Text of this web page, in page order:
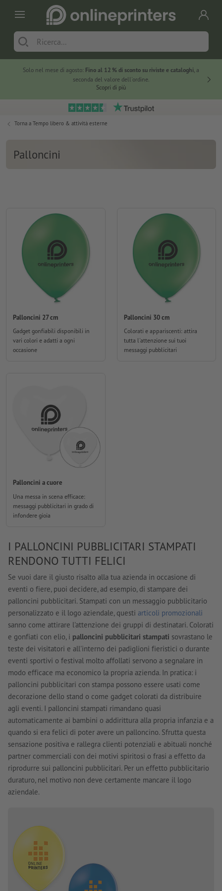
Solo nel mese di agosto: Fino al 12 % di sconto su riviste e cataloghi, a
seconda del valore dell'ordine.
Scopri di più
Torna a Tempo libero & attività esterne
Palloncini
Palloncini 27 cm
Gadget gonfiabili disponibili in
vari colori e adatti a ogni
occasione
Palloncini 30 cm
Colorati e appariscenti: attira
tutta l'attenzione sui tuoi
messaggi pubblicitari
Palloncini a cuore
Una messa in scena efficace:
messaggi pubblicitari in grado di
infondere gioia
I PALLONCINI PUBBLICITARI STAMPATI
RENDONO TUTTI FELICI
Se vuoi dare il giusto risalto alla tua azienda in occasione di
eventi o fiere, puoi decidere, ad esempio, di stampare dei
palloncini pubblicitari. Stampati con un messaggio pubblicitario
personalizzato e il logo aziendale, questi articoli promozionali
sanno come attirare l'attenzione dei gruppi di destinatari. Colorati
e gonfiati con elio, i palloncini pubblicitari stampati sovrastano le
teste dei visitatori e all'interno dei padiglioni fieristici o durante
eventi sportivi o festival molto affollati servono a segnalare in
modo efficace ma economico la propria azienda. In pratica: i
palloncini pubblicitari con stampa possono essere usati come
decorazione dello stand o come gadget colorati da distribuire
agli eventi. I palloncini stampati rimandano quasi
automaticamente ai bambini o addirittura alla propria infanzia e a
quando si era felici di poter avere un palloncino. Sfrutta questa
sensazione positiva e rallegra clienti potenziali e abituali nonché
partner commerciali con dei motivi spiritosi o frasi a effetto da
riprodurre sui palloncini pubblicitari. Per un effetto pubblicitario
duraturo, nel motivo non deve certamente mancare il logo
aziendale.